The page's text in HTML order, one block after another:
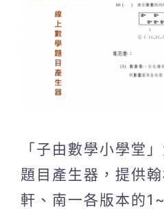
「子由數學小學堂
題目產生器，提供
軒、南一各版本的